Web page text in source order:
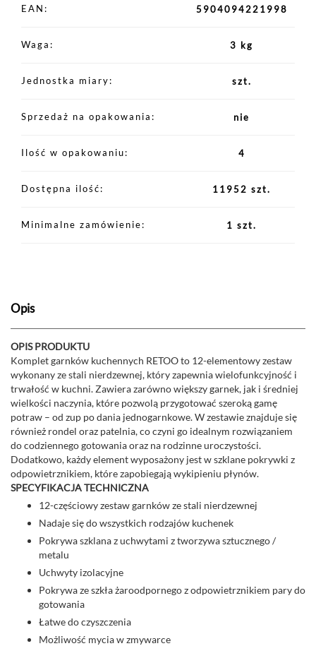
EAN 5904094221998
Waga 3 kg
Jednostka miary szt.
Sprzedaż na opakowania nie
Ilość w opakowaniu 4
Dostępna ilość 11952 szt.
Minimalne zamówienie 1 szt.
Opis
OPIS PRODUKTU
Komplet garnków kuchennych RETOO to 12-elementowy zestaw
wykonany ze stali nierdzewnej, który zapewnia wielofunkcyjność i
trwałość w kuchni. Zawiera zarówno większy garnek, jak i średniej
wielkości naczynia, które pozwolą przygotować szeroką gamę
potraw – od zup po dania jednogarnkowe. W zestawie znajduje się
również rondel oraz patelnia, co czyni go idealnym rozwiązaniem
do codziennego gotowania oraz na rodzinne uroczystości.
Dodatkowo, każdy element wyposażony jest w szklane pokrywki z
odpowietrznikiem, które zapobiegają wykipieniu płynów.
SPECYFIKACJA TECHNICZNA
12-częściowy zestaw garnków ze stali nierdzewnej
Nadaje się do wszystkich rodzajów kuchenek
Pokrywa szklana z uchwytami z tworzywa sztucznego /
metalu
Uchwyty izolacyjne
Pokrywa ze szkła żaroodpornego z odpowietrznikiem pary do
gotowania
Łatwe do czyszczenia
Możliwość mycia w zmywarce